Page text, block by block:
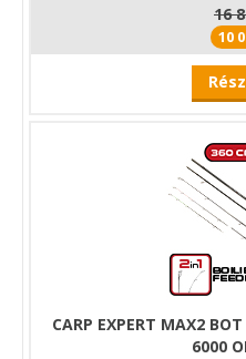
16
10
CARP EXPERT MAX2
6000